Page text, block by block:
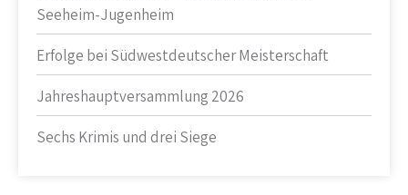
Seeheim-Jugenheim
Erfolge bei Südwestdeutscher Meisterschaft
Jahreshauptversammlung 2026
Sechs Krimis und drei Siege